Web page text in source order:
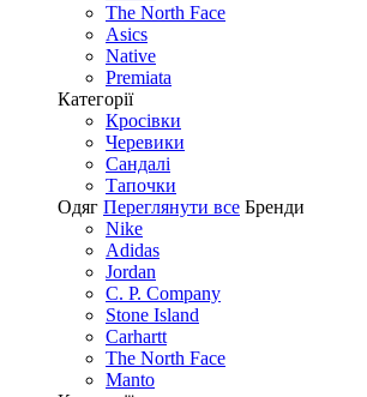
The North Face
Asics
Native
Premiata
Категорії
Кросівки
Черевики
Сандалі
Tапочки
Одяг Переглянути все Бренди
Nike
Adidas
Jordan
C. P. Company
Stone Island
Carhartt
The North Face
Manto